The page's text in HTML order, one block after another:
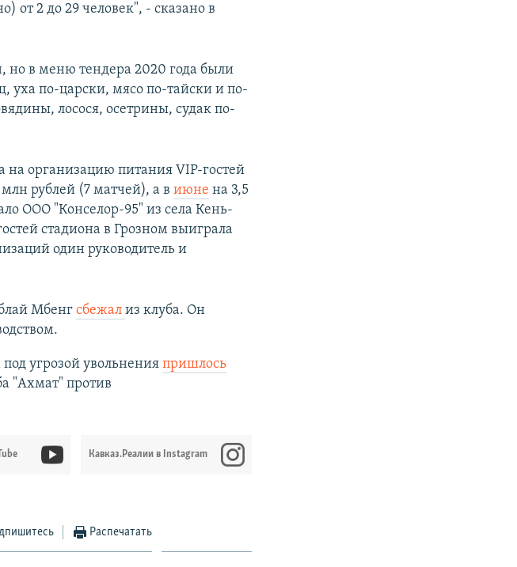
от 2 до 29 человек", - сказано в
но в меню тендера 2020 года были
уха по-царски, мясо по-тайски и по-
лосося, осетрины, судак по-
на организацию питания VIP-гостей
млн рублей (7 матчей), а виюне на 3,5
ООО "Конселор-95" из села Кень-
стадиона в Грозном выиграла
один руководитель и
Мбенг сбежал из клуба. Он
угрозой увольнения пришлось
"Ахмат" против
Кавказ.Реалии в Instagram
Распечатать